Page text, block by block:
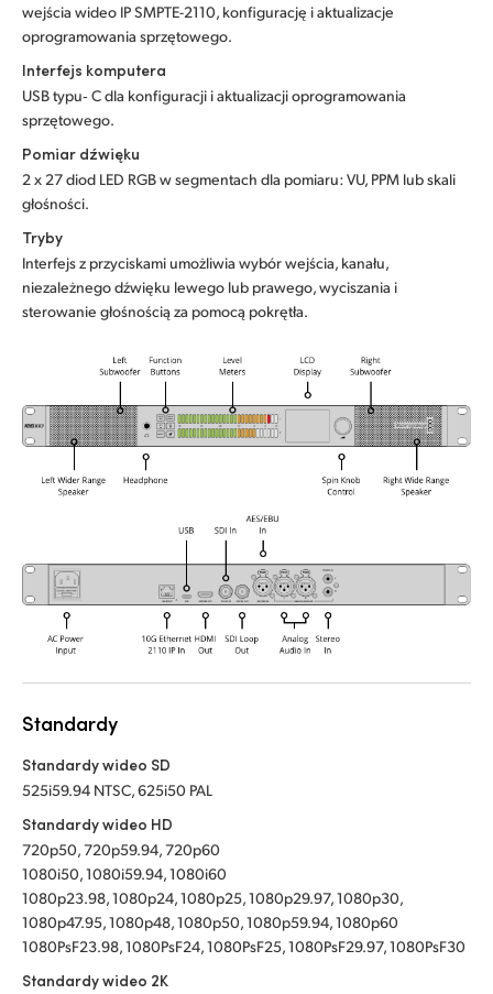
wejścia wideo IP SMPTE-2110, konfigurację i aktualizacje
oprogramowania sprzętowego.
Interfejs komputera
USB typu‑ C dla konfiguracji i aktualizacji oprogramowania
sprzętowego.
Pomiar dźwięku
2 x 27 diod LED RGB w segmentach dla pomiaru: VU, PPM lub skali
głośności.
Tryby
Interfejs z przyciskami umożliwia wybór wejścia, kanału,
niezależnego dźwięku lewego lub prawego, wyciszania i
sterowanie głośnością za pomocą pokrętła.
Standardy
Standardy wideo SD
525i59.94 NTSC, 625i50 PAL
Standardy wideo HD
720p50, 720p59.94, 720p60
1080i50, 1080i59.94, 1080i60
1080p23.98, 1080p24, 1080p25, 1080p29.97, 1080p30,
1080p47.95, 1080p48, 1080p50, 1080p59.94, 1080p60
1080PsF23.98, 1080PsF24, 1080PsF25, 1080PsF29.97, 1080PsF30
Standardy wideo 2K